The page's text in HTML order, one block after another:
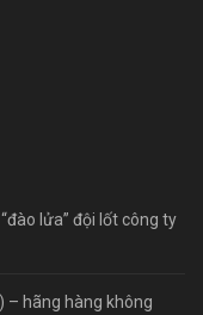
lửa” đội lốt công ty
– hãng hàng không